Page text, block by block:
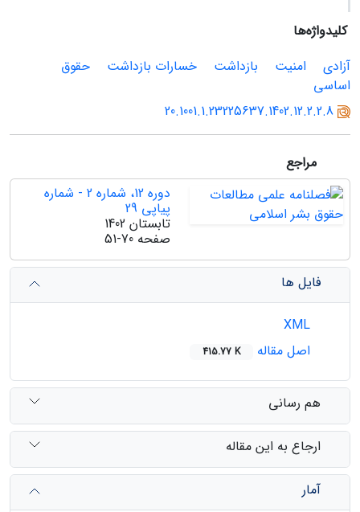
کلیدواژه‌ها
آزادی
امنیت بازداشت خسارات بازداشت
حقوق
اساسی
20.1001.1.23225637.1402.12.2.2.8
مراجع
دوره 12، شماره 2 - شماره
پیاپی 29
تابستان 1402
صفحه 51-70
فایل ها
اصل مقاله
415.77 K
هم رسانی
ارجاع به این مقاله
آمار